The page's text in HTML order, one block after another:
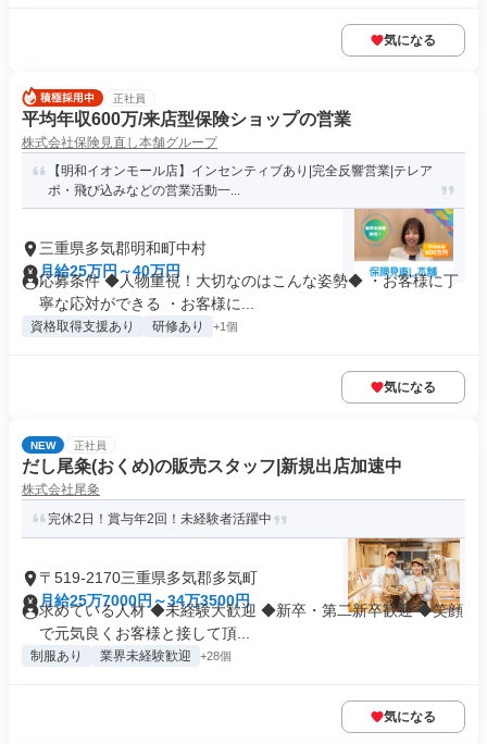
気になる
正社員
平均年収600万/来店型保険ショップの営業
株式会社保険見直し本舗グループ
【明和イオンモール店】インセンティブあり|完全反響営業|テレア
ポ・飛び込みなどの営業活動一...
三重県多気郡明和町中村
月給25万円～40万円
応募条件 ◆人物重視！大切なのはこんな姿勢◆ ・お客様に丁
寧な応対ができる ・お客様に...
資格取得支援あり 研修あり +1個
気になる
NEW 正社員
だし尾粂(おくめ)の販売スタッフ|新規出店加速中
株式会社尾粂
完休2日！賞与年2回！未経験者活躍中
〒519-2170三重県多気郡多気町
月給25万7000円～34万3500円
求めている人材 ◆未経験大歓迎 ◆新卒・第二新卒歓迎 ◆笑顔
で元気良くお客様と接して頂...
制服あり 業界未経験歓迎 +28個
気になる